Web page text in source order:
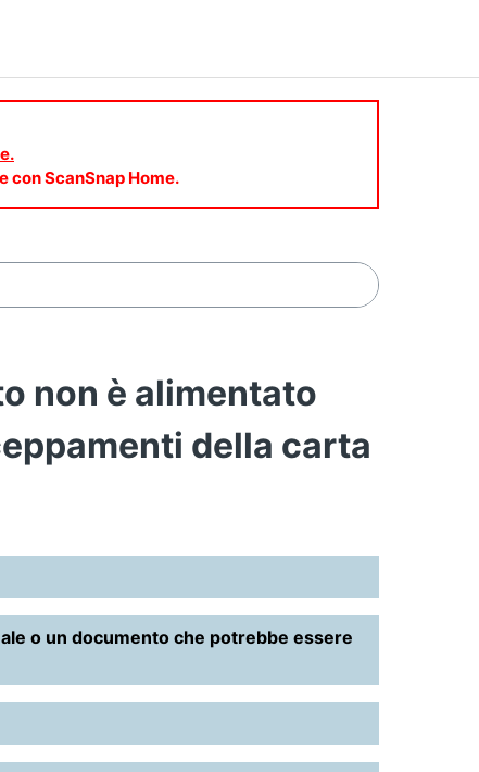
con ScanSnap Home.
non è alimentato
della carta
o un documento che potrebbe essere